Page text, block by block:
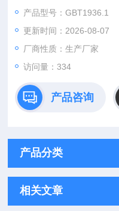
支座与压头曲率半径：30mm
支座间距：240mm
支座高度：100mm
连接螺纹：M12内牙
产品型号：GBT1936.1
更新时间：2026-08-07
厂商性质：生产厂家
访问量：334
产品咨询
产品分类
相关文章